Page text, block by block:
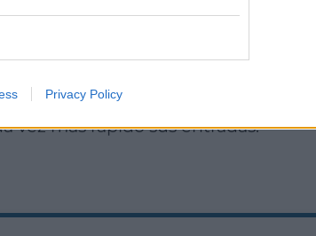
Privacy Policy
estadiscoteca madrileña de los
una espectacular iluminación y
de tu copa tranquilamente
profesionalidad y simpatía,
vez más rápido sus entradas.